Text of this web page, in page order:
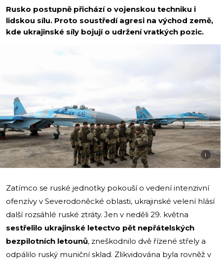
Rusko postupně přichází o vojenskou techniku i
lidskou sílu. Proto soustředí agresi na východ země,
kde ukrajinské síly bojují o udržení vratkých pozic.
i
Zatímco se ruské jednotky pokouší o vedení intenzivní
ofenzívy v Severodoněcké oblasti, ukrajinské velení hlásí
další rozsáhlé ruské ztráty. Jen v neděli 29. května
sestřelilo ukrajinské letectvo pět nepřátelských
bezpilotních letounů, zneškodnilo dvě řízené střely a
odpálilo ruský muniční sklad. Zlikvidována byla rovněž v